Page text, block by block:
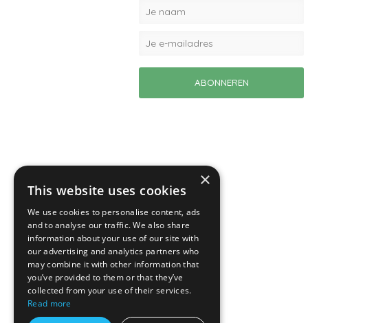
×
This website uses cookies
We use cookies to personalise content, ads
and to analyse our traffic. We also share
information about your use of our site with
our advertising and analytics partners who
may combine it with other information that
you’ve provided to them or that they’ve
collected from your use of their services.
Read more